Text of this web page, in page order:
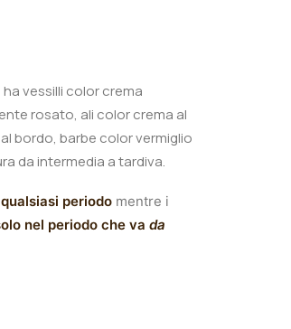
ha vessilli color crema
rosato, ali color crema al
bordo, barbe color vermiglio
da intermedia a tardiva.
qualsiasi periodo mentre i
nel periodo che va da